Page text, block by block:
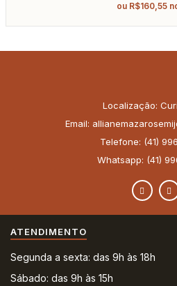
ou R$160,55
Localização:
Email:
Telefone: (41)
Whatsapp: (41)
ATENDIMENTO
Segunda a sexta: das 9h às 18h
Sábado: das 9h às 15h